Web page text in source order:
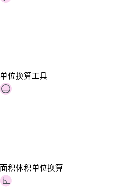
单位换算工具
面积体积单位换算